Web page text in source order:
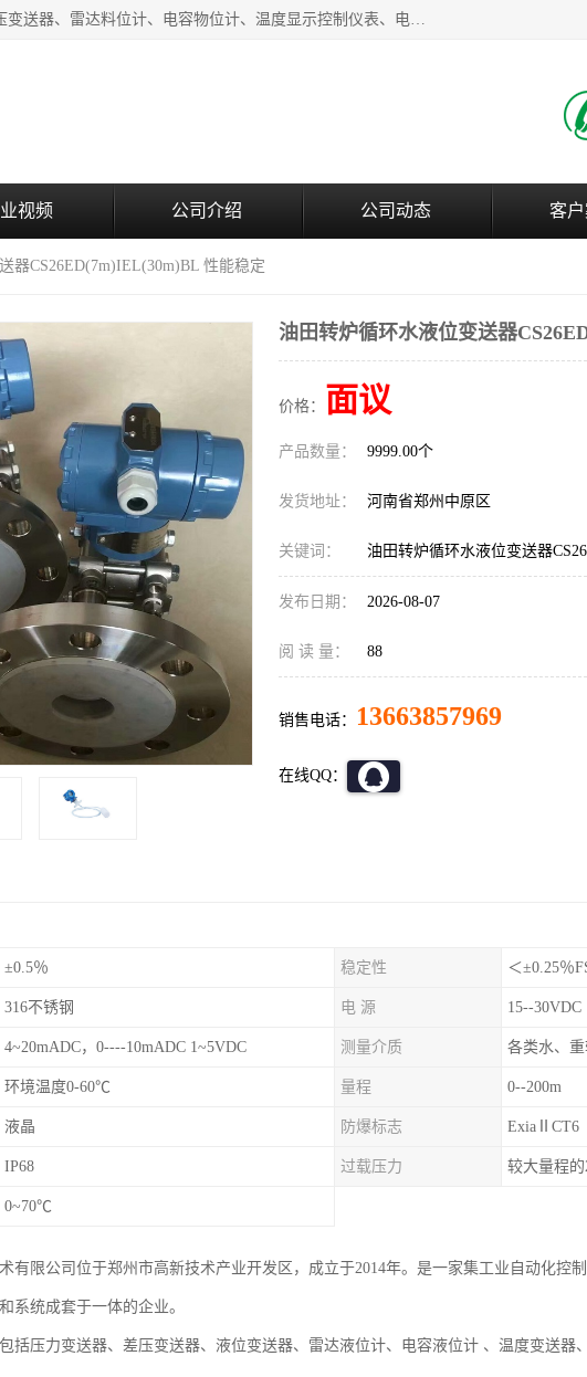
河南新瑞普测控技术有限公司主营：压力变送器、液位变送器、差压变送器、雷达料位计、电容物位计、温度显示控制仪表、电量变送器、流量计、工业自动化系统成套设备。
视频 公司介绍 公司动态 客户
器CS26ED(7m)IEL(30m)BL 性能稳定
油田转炉循环水液位变送器
价格： 面议
产品数量： 9999.00个
发货地址： 河南省郑州中原区
关键词： 油田转炉循环水液位变送器
发布日期： 2026-08-07
阅 读 量： 88
销售电话： 13663857969
在线QQ：
±0.5％ 稳定性 ＜±0.25％
316不锈钢 电 源 15--30VDC
4~20mADC，0----10mADC 1~5VDC 测量介质 各类水、
环境温度0-60℃ 量程 0--200m
液晶 防爆标志 ExiaⅡCT6
IP68 过载压力 较大量程的
0~70℃
有限公司位于郑州市高新技术产业开发区，成立于2014年。是一家集工业自动化控
系统成套于一体的企业。
括压力变送器、差压变送器、液位变送器、雷达液位计、电容液位计 、温度变送器